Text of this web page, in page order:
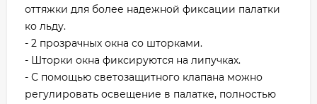
оттяжки для более надежной фиксации палатки
ко льду.
- 2 прозрачных окна со шторками.
- Шторки окна фиксируются на липучках.
- С помощью светозащитного клапана можно
регулировать освещение в палатке, полностью